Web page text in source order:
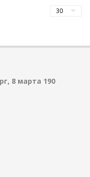
8 марта 190